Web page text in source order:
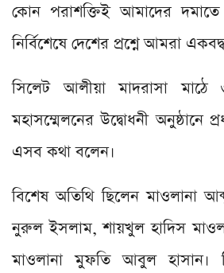
কোন পরাশক্তিই আমাদের
নির্বিশেষে দেশের প্রশ্নে আমরা
সিলেট আলীয়া মাদরাসা মাঠে
মহাসম্মেলনের উদ্বোধনী অনুষ্ঠানে
এসব কথা বলেন।
বিশেষ অতিথি ছিলেন মাওলানা
নুরুল ইসলাম, শায়খুল হাদিস
মাওলানা মুফতি আবুল